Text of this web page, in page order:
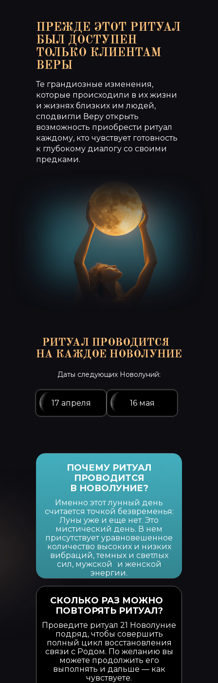
ПРЕЖДЕ ЭТОТ РИТУАЛ
БЫЛ ДОСТУПЕН
ТОЛЬКО КЛИЕНТАМ
ВЕРЫ
Те грандиозные изменения,
которые происходили в их жизни
и жизнях близких им людей,
сподвигли Веру открыть
возможность приобрести ритуал
каждому, кто чувствует готовность
к глубокому диалогу со своими
предками.
РИТУАЛ ПРОВОДИТСЯ
НА КАЖДОЕ НОВОЛУНИЕ
Даты следующих Новолуний:
17 апреля 16 мая
Именно этот лунный день
считается точкой безвременья:
Луны уже и еще нет. Это
мистический день. В нем
присутствует уравновешенное
количество высоких и низких
вибраций, темных и светлых
сил, мужской и женской
энергии.
ПОЧЕМУ РИТУАЛ
ПРОВОДИТСЯ
В НОВОЛУНИЕ?
Проведите ритуал 21 Новолуние
подряд, чтобы совершить
полный цикл восстановления
связи с Родом. По желанию вы
можете продолжить его
выполнять и дальше — как
чувствуете.
СКОЛЬКО РАЗ МОЖНО
ПОВТОРЯТЬ РИТУАЛ?
Приобрести ритуал